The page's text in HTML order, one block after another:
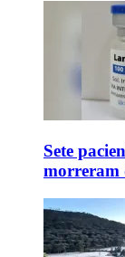
Sete
morreram